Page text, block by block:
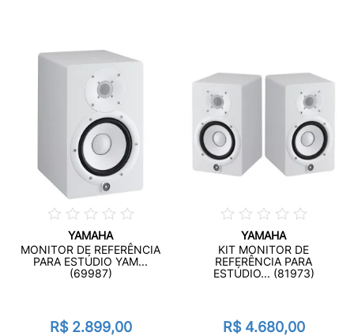
YAMAHA
MONITOR DE REFERÊNCIA
PARA ESTÚDIO YAM...
(69987)
R$ 2.899,00
YAMAHA
KIT MONITOR DE
REFERÊNCIA PARA
ESTÚDIO... (81973)
R$ 4.680,00